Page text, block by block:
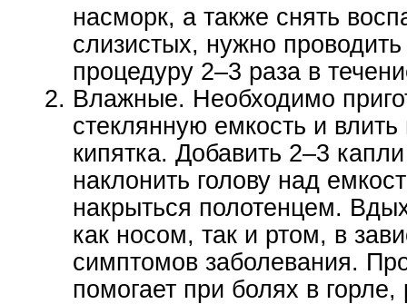
насморк, а также снять
слизистых, нужно
процедуру 2–3 раза в
Влажные. Необходимо
стеклянную емкость и
кипятка. Добавить 2–3
наклонить голову над
накрыться полотенцем.
как носом, так и ртом, в
симптомов заболевания.
помогает при болях в горле,